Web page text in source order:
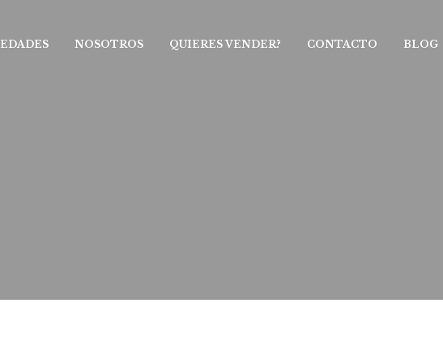
NOSOTROS QUIERES VENDER? CONTACTO BLOG